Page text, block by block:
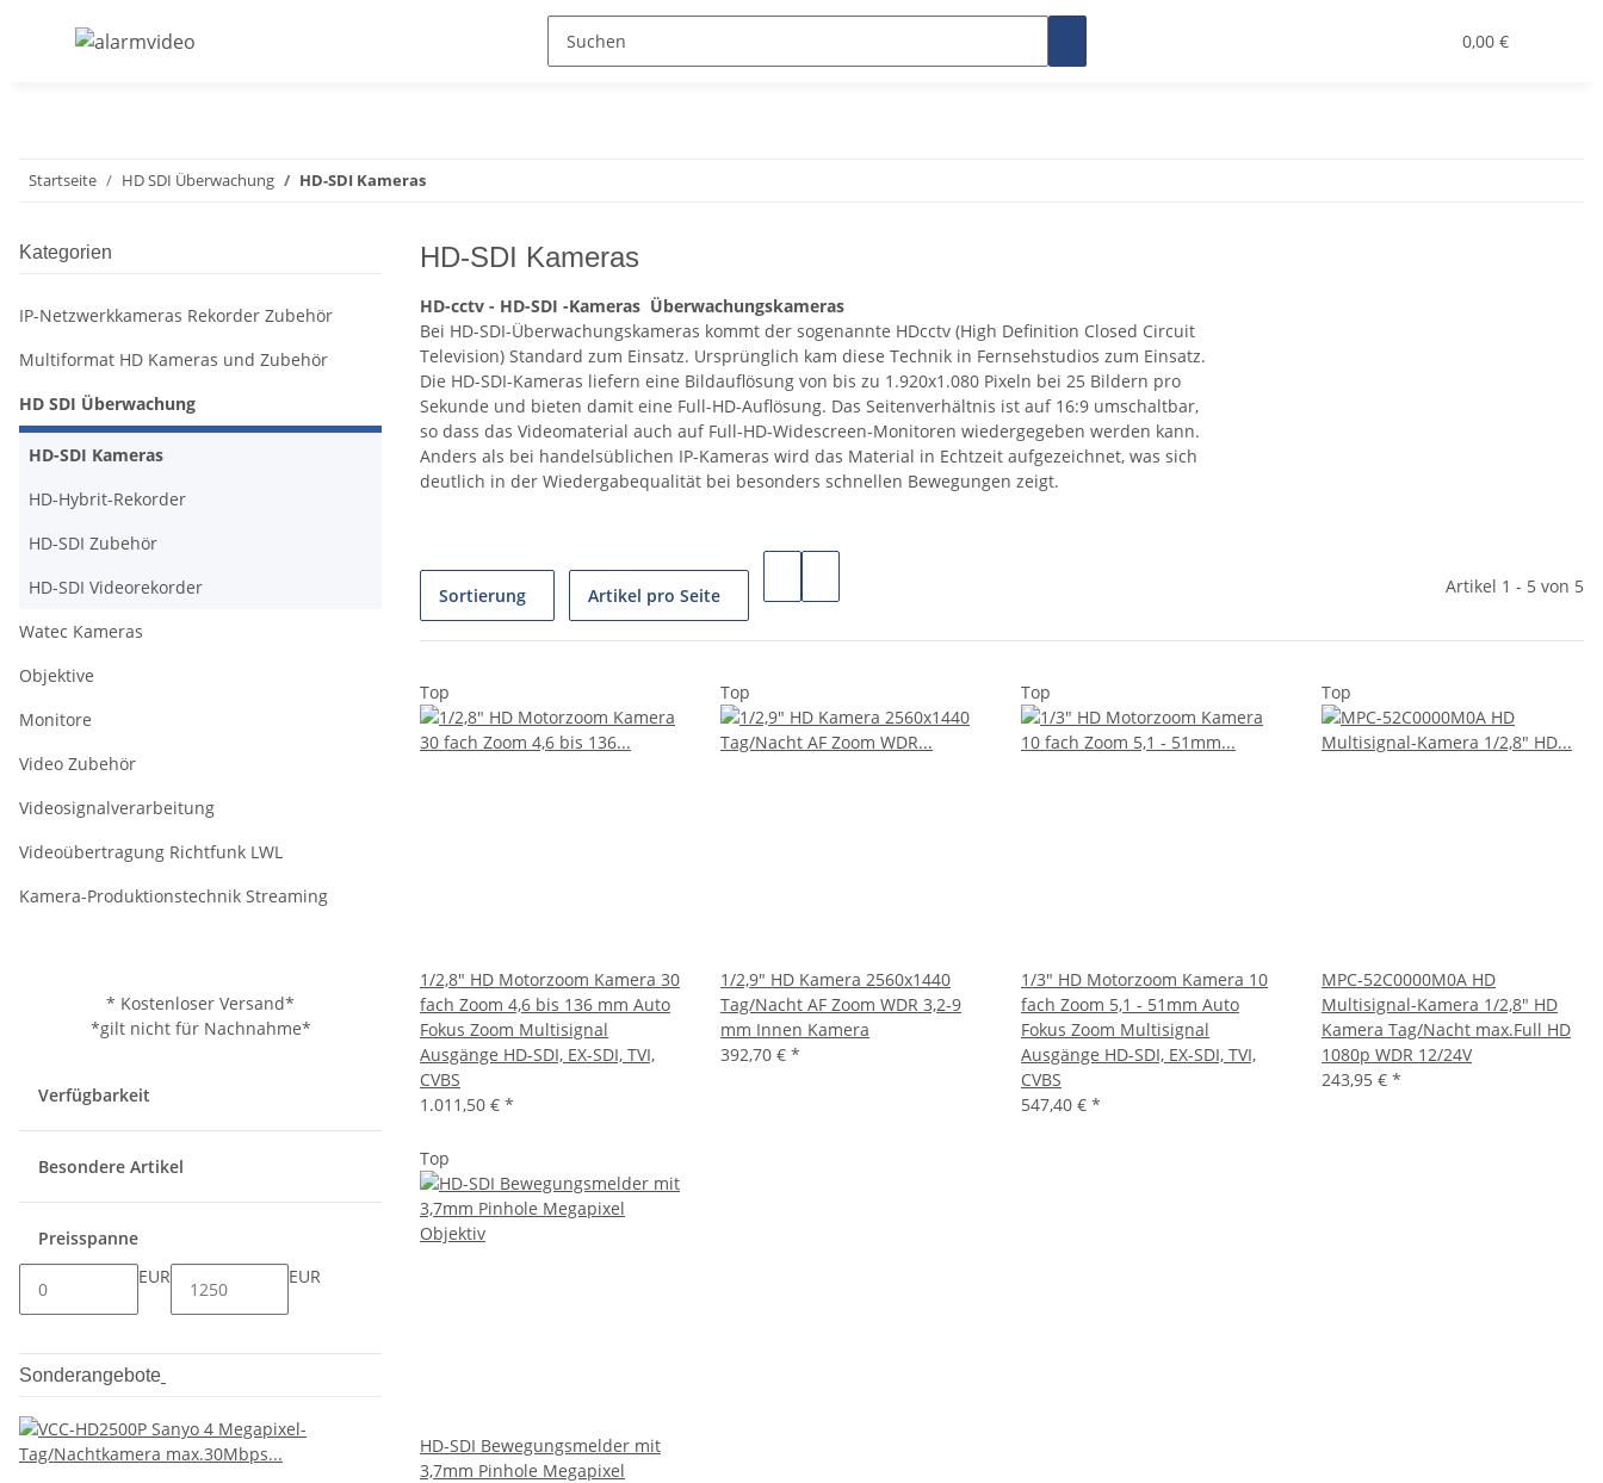
0,00 €
Startseite HD SDI Überwachung HD-SDI Kameras
HD-SDI Kameras
HD-cctv - HD-SDI -Kameras Überwachungskameras
Bei HD-SDI-Überwachungskameras kommt der sogenannte HDcctv (High Definition Closed Circuit
Television) Standard zum Einsatz. Ursprünglich kam diese Technik in Fernsehstudios zum Einsatz.
Die HD-SDI-Kameras liefern eine Bildauflösung von bis zu 1.920x1.080 Pixeln bei 25 Bildern pro
Sekunde und bieten damit eine Full-HD-Auflösung. Das Seitenverhältnis ist auf 16:9 umschaltbar,
so dass das Videomaterial auch auf Full-HD-Widescreen-Monitoren wiedergegeben werden kann.
Anders als bei handelsüblichen IP-Kameras wird das Material in Echtzeit aufgezeichnet, was sich
deutlich in der Wiedergabequalität bei besonders schnellen Bewegungen zeigt.
Sortierung Artikel pro Seite Artikel 1 - 5 von 5
Top
1/2,8" HD Motorzoom Kamera 30
fach Zoom 4,6 bis 136 mm Auto
Fokus Zoom Multisignal
Ausgänge HD-SDI, EX-SDI, TVI,
CVBS
1.011,50 € *
Top
1/2,9" HD Kamera 2560x1440
Tag/Nacht AF Zoom WDR 3,2-9
mm Innen Kamera
392,70 € *
Top
1/3" HD Motorzoom Kamera 10
fach Zoom 5,1 - 51mm Auto
Fokus Zoom Multisignal
Ausgänge HD-SDI, EX-SDI, TVI,
CVBS
547,40 € *
Top
MPC-52C0000M0A HD
Multisignal-Kamera 1/2,8" HD
Kamera Tag/Nacht max.Full HD
1080p WDR 12/24V
243,95 € *
Top
HD-SDI Bewegungsmelder mit
3,7mm Pinhole Megapixel
Kategorien
IP-Netzwerkkameras Rekorder Zubehör
Multiformat HD Kameras und Zubehör
HD SDI Überwachung
HD-SDI Kameras
HD-Hybrit-Rekorder
HD-SDI Zubehör
HD-SDI Videorekorder
Watec Kameras
Objektive
Monitore
Video Zubehör
Videosignalverarbeitung
Videoübertragung Richtfunk LWL
Kamera-Produktionstechnik Streaming
* Kostenloser Versand*
*gilt nicht für Nachnahme*
Verfügbarkeit
Besondere Artikel
Preisspanne
EUR
EUR
Sonderangebote